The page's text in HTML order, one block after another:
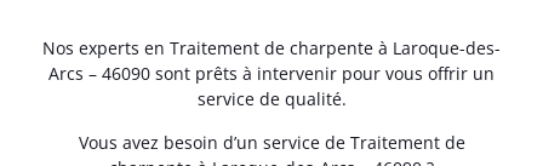
Nos experts en Traitement de charpente à Laroque-des-
Arcs – 46090 sont prêts à intervenir pour vous offrir un
service de qualité.
Vous avez besoin d’un service de Traitement de